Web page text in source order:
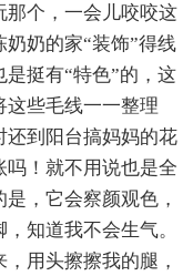
那个，一会儿咬咬这
奶的家“装饰”得线
挺有“特色”的，这
这些毛线一一整理
还到阳台搞妈妈的花
！就不用说也是全
，它会察颜观色，
知道我不会生气。
用头擦擦我的腿，